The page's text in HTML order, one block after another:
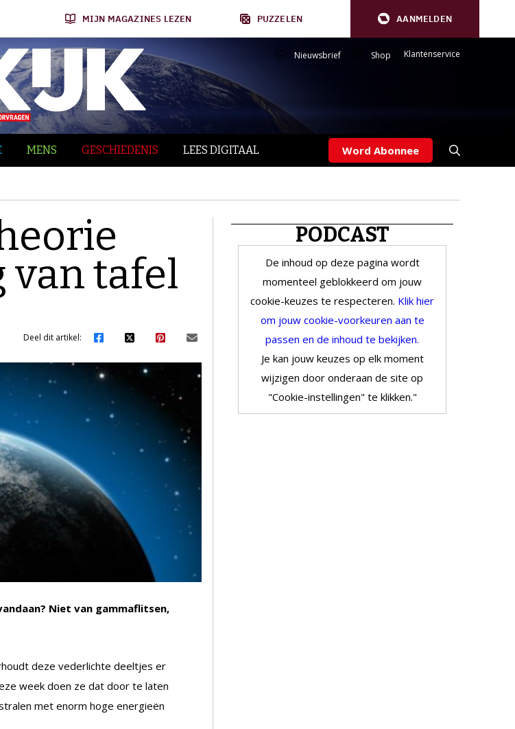
MIJN MAGAZINES LEZEN PUZZELEN AANMELDEN
Nieuwsbrief Shop Klantenservice
MENS GESCHIEDENIS LEES DIGITAAL Word Abonnee
van tafel
Deel dit artikel:
Niet van gammaflitsen,
deze vederlichte deeltjes er
week doen ze dat door te laten
met enorm hoge energieën
PODCAST
De inhoud op deze pagina wordt
momenteel geblokkeerd om jouw
cookie-keuzes te respecteren. Klik hier
om jouw cookie-voorkeuren aan te
passen en de inhoud te bekijken.
Je kan jouw keuzes op elk moment
wijzigen door onderaan de site op
"Cookie-instellingen" te klikken."